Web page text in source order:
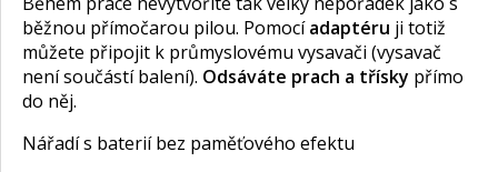
běžnou přímočarou pilou. Pomocíadaptéru ji totiž
můžete připojit k průmyslovému vysavači (vysavač
není součástí balení). Odsáváte prach a třísky přímo
do něj.
Nářadí s baterií bez paměťového efektu